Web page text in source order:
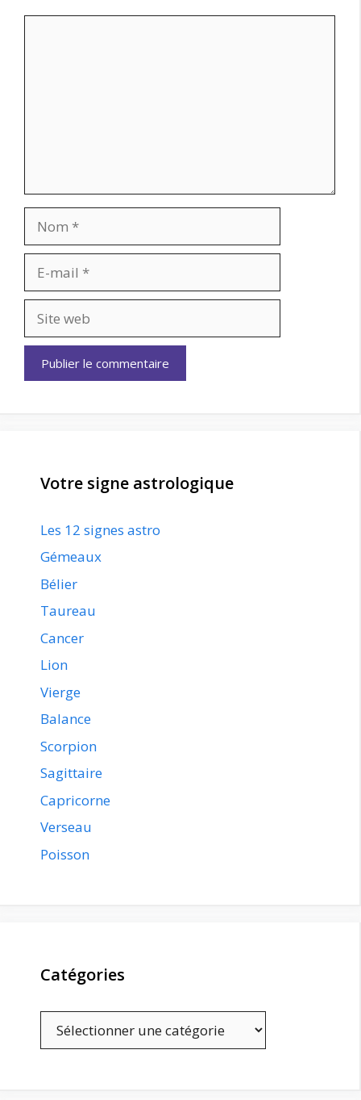
mail
web
Votre signe astrologique
Les 12 signes astro
Gémeaux
Bélier
Taureau
Cancer
Lion
Vierge
Balance
Scorpion
Sagittaire
Capricorne
Verseau
Poisson
Catégories